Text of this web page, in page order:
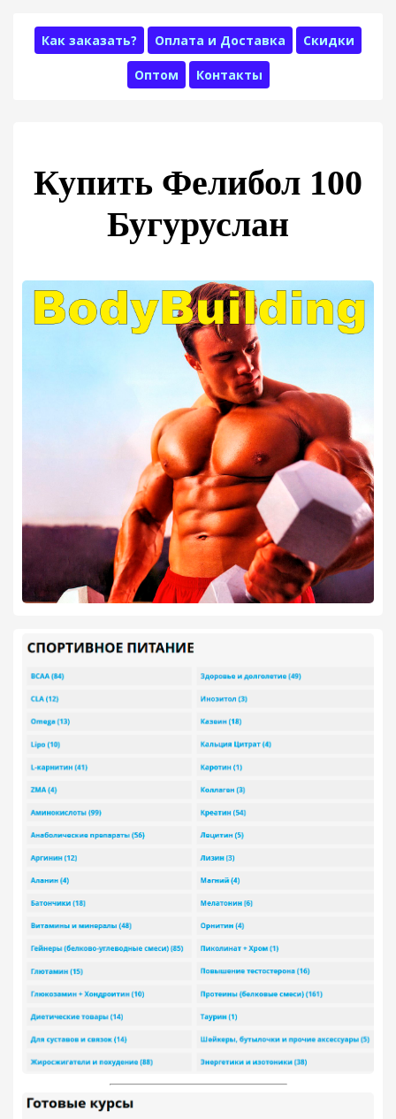
Как заказать? Оплата и Доставка Скидки
Оптом Контакты
Купить Фелибол 100
Бугуруслан